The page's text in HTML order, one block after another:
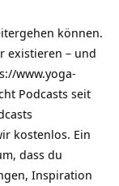
können.
existieren – und
www.yoga-
Podcasts seit
kostenlos. Ein
dass du
Inspiration